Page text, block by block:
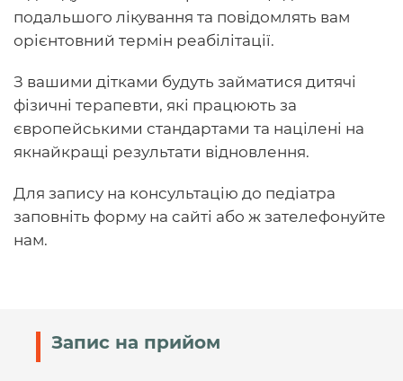
подальшого лікування та повідомлять вам
орієнтовний термін реабілітації.
З вашими дітками будуть займатися дитячі
фізичні терапевти, які працюють за
європейськими стандартами та націлені на
якнайкращі результати відновлення.
Для запису на консультацію до педіатра
заповніть форму на сайті або ж зателефонуйте
нам.
Запис на прийом